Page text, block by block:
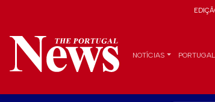
NOTÍCIAS PORTUGAL